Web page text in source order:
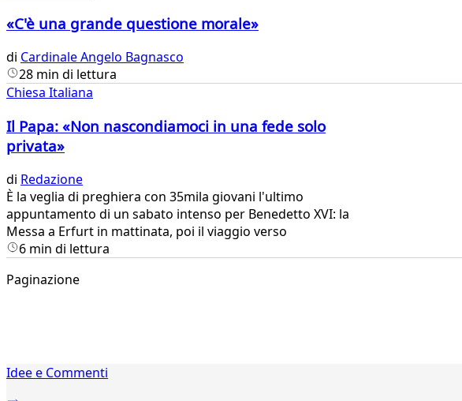
«C'è una grande questione morale»
di Cardinale Angelo Bagnasco
28 min di lettura
Chiesa Italiana
Il Papa: «Non nascondiamoci in una fede solo
privata»
di Redazione
È la veglia di preghiera con 35mila giovani l'ultimo
appuntamento di un sabato intenso per Benedetto XVI: la
Messa a Erfurt in mattinata, poi il viaggio verso
6 min di lettura
Paginazione
2Idee e Commenti